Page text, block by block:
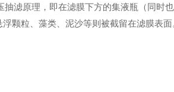
抽滤原理，即在滤膜下方的集液瓶（同时
颗粒、藻类、泥沙等则被截留在滤膜表面